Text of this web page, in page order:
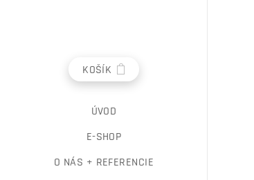
KOŠÍK
ÚVOD
E-SHOP
O NÁS + REFERENCIE